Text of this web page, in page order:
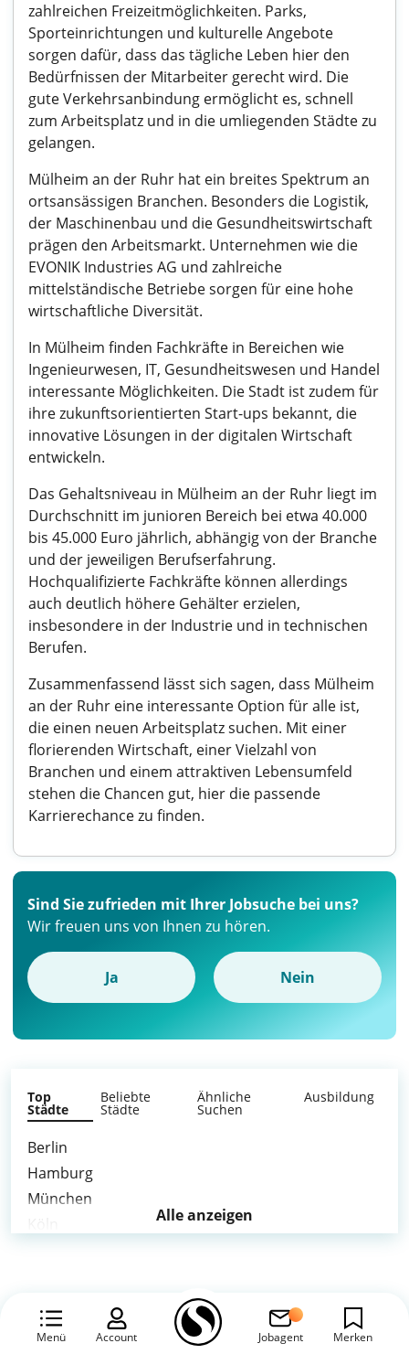
zahlreichen Freizeitmöglichkeiten. Parks,
Sporteinrichtungen und kulturelle Angebote
sorgen dafür, dass das tägliche Leben hier den
Bedürfnissen der Mitarbeiter gerecht wird. Die
gute Verkehrsanbindung ermöglicht es, schnell
zum Arbeitsplatz und in die umliegenden Städte zu
gelangen.
Mülheim an der Ruhr hat ein breites Spektrum an
ortsansässigen Branchen. Besonders die Logistik,
der Maschinenbau und die Gesundheitswirtschaft
prägen den Arbeitsmarkt. Unternehmen wie die
EVONIK Industries AG und zahlreiche
mittelständische Betriebe sorgen für eine hohe
wirtschaftliche Diversität.
In Mülheim finden Fachkräfte in Bereichen wie
Ingenieurwesen, IT, Gesundheitswesen und Handel
interessante Möglichkeiten. Die Stadt ist zudem für
ihre zukunftsorientierten Start-ups bekannt, die
innovative Lösungen in der digitalen Wirtschaft
entwickeln.
Das Gehaltsniveau in Mülheim an der Ruhr liegt im
Durchschnitt im junioren Bereich bei etwa 40.000
bis 45.000 Euro jährlich, abhängig von der Branche
und der jeweiligen Berufserfahrung.
Hochqualifizierte Fachkräfte können allerdings
auch deutlich höhere Gehälter erzielen,
insbesondere in der Industrie und in technischen
Berufen.
Zusammenfassend lässt sich sagen, dass Mülheim
an der Ruhr eine interessante Option für alle ist,
die einen neuen Arbeitsplatz suchen. Mit einer
florierenden Wirtschaft, einer Vielzahl von
Branchen und einem attraktiven Lebensumfeld
stehen die Chancen gut, hier die passende
Karrierechance zu finden.
Menü Account Jobagent Merken
Sind Sie zufrieden mit Ihrer Jobsuche bei uns?
Wir freuen uns von Ihnen zu hören.
Ja Nein
Top
Städte
Beliebte
Städte
Ähnliche
Suchen
Ausbildung
Berlin
Hamburg
München
Leipzig
Alle anzeigen